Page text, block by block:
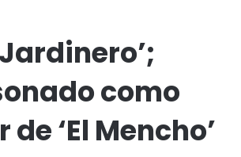
Jardinero’;
como
‘El Mencho’